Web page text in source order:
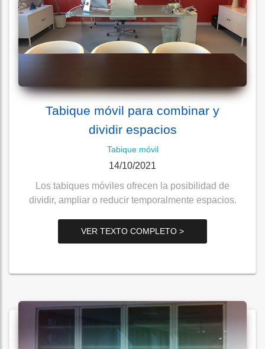
Tabique móvil para combinar y
dividir espacios
Tabique móvil
14/10/2021
Los tabiques móviles ofrecen la posibilidad de
dividir, ampliar o reducir temporalmente espacios.
VER TEXTO COMPLETO >